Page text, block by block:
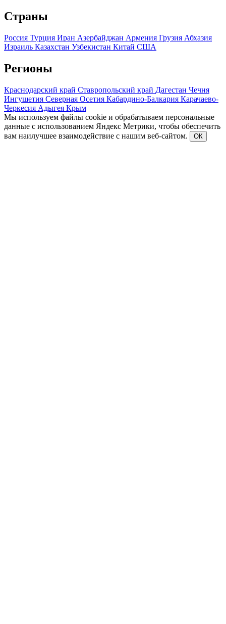
Страны
Россия Турция Иран Азербайджан Армения Грузия Абхазия
Израиль Казахстан Узбекистан Китай США
Регионы
Краснодарский край Ставропольский край Дагестан Чечня
Ингушетия Северная Осетия Кабардино-Балкария Карачаево-
Черкесия Адыгея Крым
Мы используем файлы cookie и обрабатываем персональные
данные с использованием Яндекс Метрики, чтобы обеспечить
вам наилучшее взаимодействие с нашим веб-сайтом.
ОК